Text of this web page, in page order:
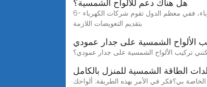
هل هناك دعم للألواح الشمسية؟
6- يمكن للالواح الشمسية ان تجلب المال لاصحابها، وذلك اذا كانت الالواح الشمسية تنتج فائض من الطاقة الزائدة تعود الي شبكة الكهرباء، ففي معظم الدول تقوم شركات الكهرباء
بتقديم التعويضات اللازمة
الألواح الشمسية على جدار عمودي
الطاقة الشمسية للمنزل بالكامل
بي؟فكر في الأمر بهذه الطريقة: ألواحك